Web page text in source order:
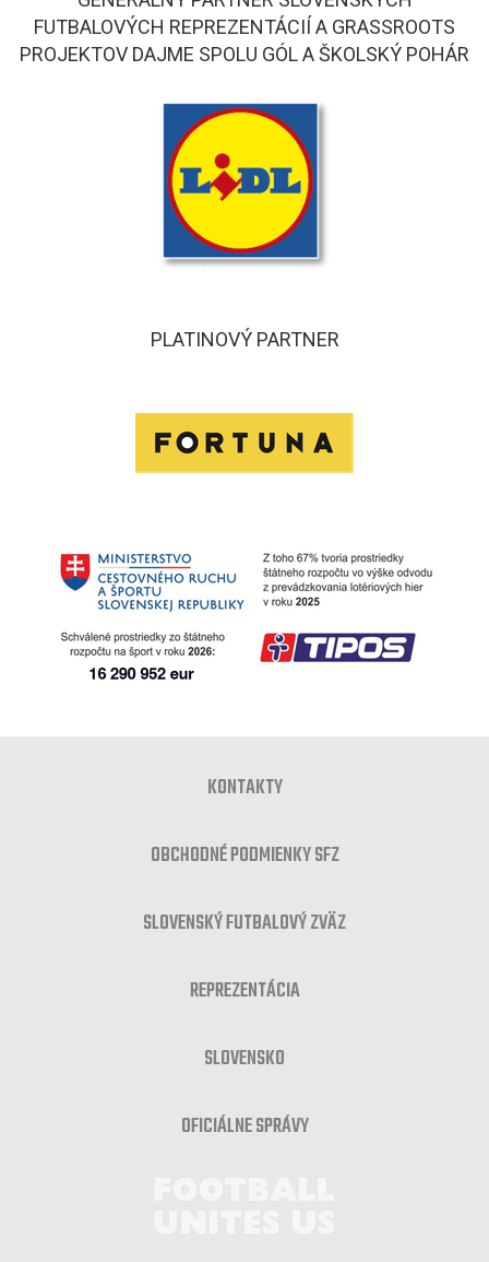
FUTBALOVÝCH REPREZENTÁCIÍ A GRASSROOTS
PROJEKTOV DAJME SPOLU GÓL A ŠKOLSKÝ POHÁR
PLATINOVÝ PARTNER
KONTAKTY
OBCHODNÉ PODMIENKY SFZ
SLOVENSKÝ FUTBALOVÝ ZVÄZ
REPREZENTÁCIA
SLOVENSKO
OFICIÁLNE SPRÁVY